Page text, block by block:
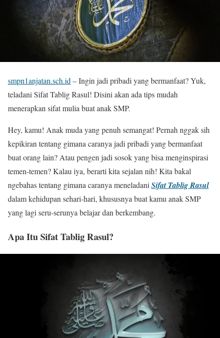
smpn1anjatan.sch.id– Ingin jadi pribadi yang bermanfaat? Yuk,
teladani Sifat Tablig Rasul! Disini akan ada tips mudah
menerapkan sifat mulia buat anak SMP.
Hey, kamu! Anak muda yang penuh semangat! Pernah nggak sih
kepikiran tentang gimana caranya jadi pribadi yang bermanfaat
buat orang lain? Atau pengen jadi sosok yang bisa menginspirasi
temen-temen? Kalau iya, berarti kita sejalan nih! Kita bakal
ngebahas tentang gimana caranya meneladaniSifat Tablig Rasul
dalam kehidupan sehari-hari, khususnya buat kamu anak SMP
yang lagi seru-serunya belajar dan berkembang.
Apa Itu Sifat Tablig Rasul?